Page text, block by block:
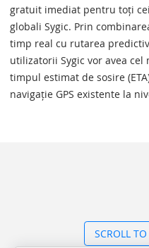
gratuit imediat pentru toți
globali Sygic. Prin
timp real cu rutarea
utilizatorii Sygic vor avea
timpul estimat de sosire
navigație GPS existente la
SCROLL